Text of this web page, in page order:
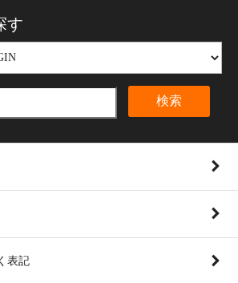
す
検索
表記